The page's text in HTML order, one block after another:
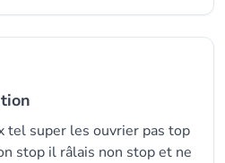
tel super les ouvrier pas top
stop il râlais non stop et ne